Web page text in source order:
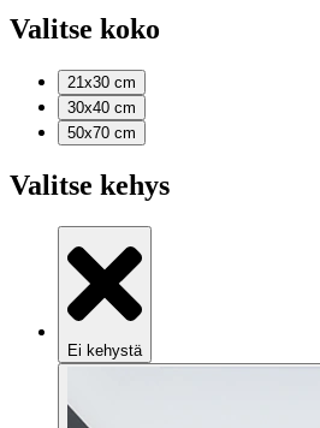
Valitse koko
21x30 cm
30x40 cm
50x70 cm
Valitse kehys
Ei kehystä